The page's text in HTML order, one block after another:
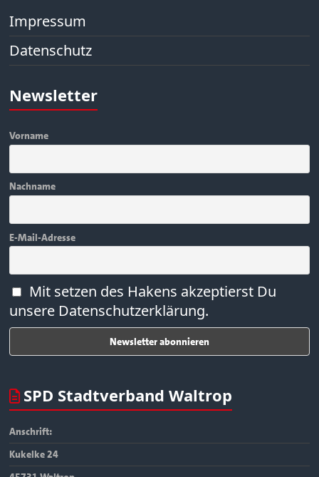
Impressum
Datenschutz
Newsletter
Vorname
Nachname
E-Mail-Adresse
Mit setzen des Hakens akzeptierst Du
unsere Datenschutzerklärung.
SPD Stadtverband Waltrop
Anschrift:
Kukelke 24